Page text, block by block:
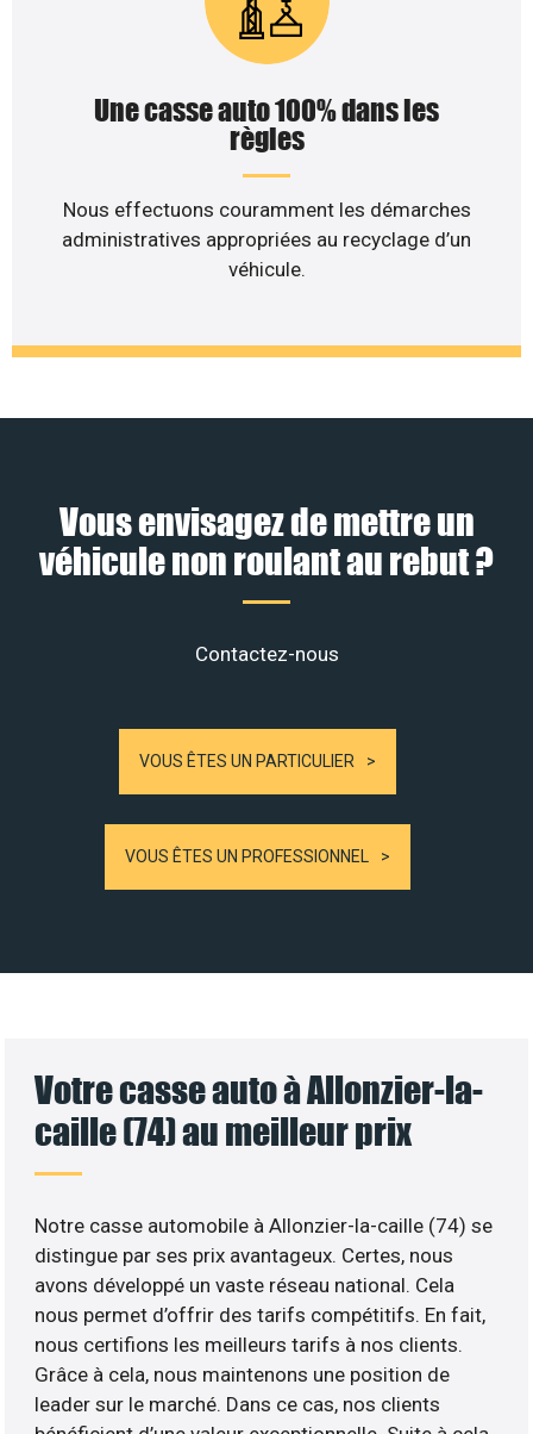
Une casse auto 100% dans les
règles
Nous effectuons couramment les démarches
administratives appropriées au recyclage d’un
véhicule.
Vous envisagez de mettre un
véhicule non roulant au rebut ?
Contactez-nous
VOUS ÊTES UN PARTICULIER
VOUS ÊTES UN PROFESSIONNEL
Votre casse auto à Allonzier-la-
caille (74) au meilleur prix
Notre casse automobile à Allonzier-la-caille (74) se
distingue par ses prix avantageux. Certes, nous
avons développé un vaste réseau national. Cela
nous permet d’offrir des tarifs compétitifs. En fait,
nous certifions les meilleurs tarifs à nos clients.
Grâce à cela, nous maintenons une position de
leader sur le marché. Dans ce cas, nos clients